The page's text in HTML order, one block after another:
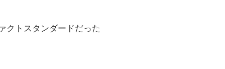
クトスタンダードだった